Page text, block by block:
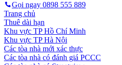
Gọi ngay 0898 555 889
Trang chủ
Thuê dài hạn
Khu vực TP Hồ Chí Minh
Khu vực TP Hà Nội
Các tòa nhà mới xác thực
Các tòa nhà có đánh giá PCCC